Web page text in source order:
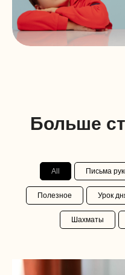
Больше
All Письма
Полезное Урок
Шахматы